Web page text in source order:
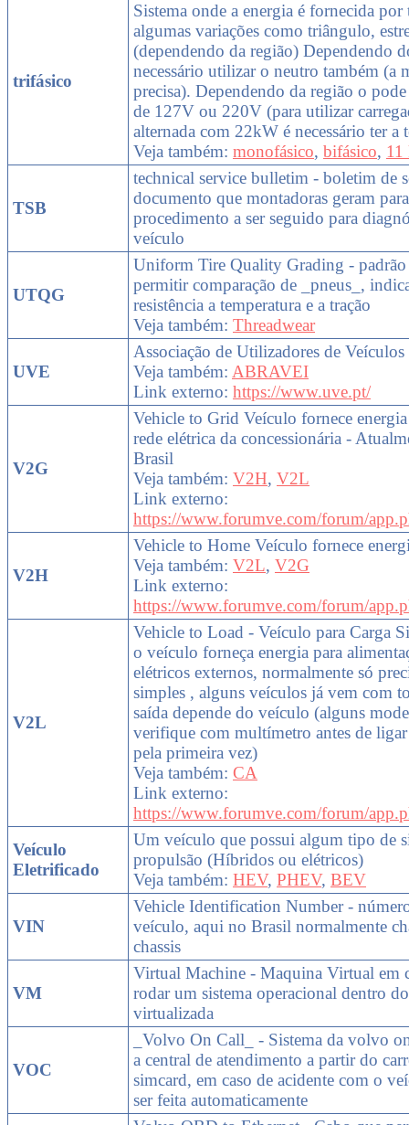
trifásico
Sistema onde a energia é fornecida por
algumas variações como triângulo,
(dependendo da região) Dependendo
necessário utilizar o neutro também (a
precisa). Dependendo da região o
de 127V ou 220V (para utilizar
alternada com 22kW é necessário ter a
Veja também: monofásico, bifásico, 11
TSB
technical service bulletim - boletim de
documento que montadoras geram
procedimento a ser seguido para
veículo
UTQG
Uniform Tire Quality Grading - padrão
permitir comparação de _pneus_,
resistência a temperatura e a tração
Veja também: Threadwear
UVE
Associação de Utilizadores de
Veja também: ABRAVEI
Link externo: https://www.uve.pt/
V2G
Vehicle to Grid Veículo fornece energia
rede elétrica da concessionária -
Brasil
Veja também: V2H, V2L
Link externo:
https://www.forumve.com/forum/
V2H
Vehicle to Home Veículo fornece
Veja também: V2L, V2G
Link externo:
https://www.forumve.com/forum/
V2L
Vehicle to Load - Veículo para Carga
o veículo forneça energia para
elétricos externos, normalmente só
simples , alguns veículos já vem com
saída depende do veículo (alguns
verifique com multímetro antes de
pela primeira vez)
Veja também: CA
Link externo:
https://www.forumve.com/forum/
Veículo
Eletrificado
Um veículo que possui algum tipo de
propulsão (Híbridos ou elétricos)
Veja também: HEV, PHEV, BEV
VIN
Vehicle Identification Number -
veículo, aqui no Brasil normalmente
chassis
VM
Virtual Machine - Maquina Virtual em
rodar um sistema operacional dentro
virtualizada
VOC
_Volvo On Call_ - Sistema da volvo
a central de atendimento a partir do
simcard, em caso de acidente com o
ser feita automaticamente